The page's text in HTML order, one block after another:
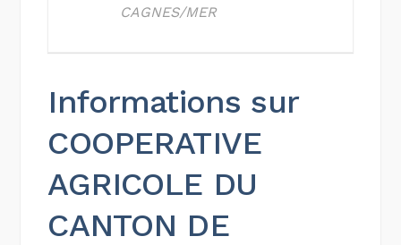
CAGNES/MER
Informations sur
COOPERATIVE
AGRICOLE DU
CANTON DE